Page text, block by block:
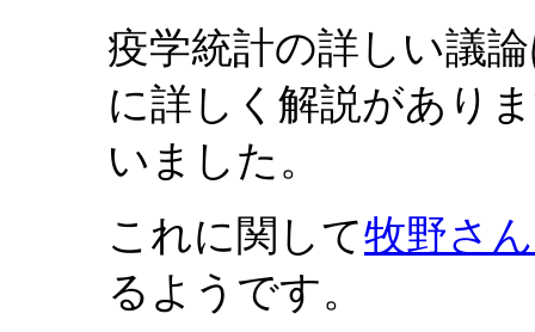
疫学統計の詳しい議
に詳しく解説があり
いました。
これに関して牧野さ
るようです。